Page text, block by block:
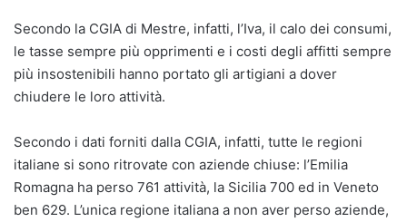
Secondo la CGIA di Mestre, infatti, l’Iva, il calo dei consumi,
le tasse sempre più opprimenti e i costi degli affitti sempre
più insostenibili hanno portato gli artigiani a dover
chiudere le loro attività.
Secondo i dati forniti dalla CGIA, infatti, tutte le regioni
italiane si sono ritrovate con aziende chiuse: l’Emilia
Romagna ha perso 761 attività, la Sicilia 700 ed in Veneto
ben 629. L’unica regione italiana a non aver perso aziende,